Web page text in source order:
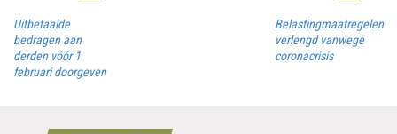
Uitbetaalde
bedragen aan
derden vóór 1
februari doorgeven
Belastingmaatregelen
verlengd vanwege
coronacrisis